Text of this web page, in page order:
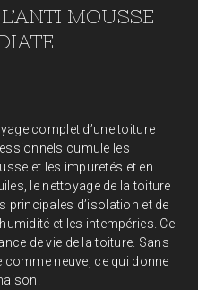
MOUSSE
complet d’une toiture
cumule les
et les impuretés et en
le nettoyage de la toiture
principales d’isolation et de
et les intempéries. Ce
de vie de la toiture. Sans
neuve, ce qui donne